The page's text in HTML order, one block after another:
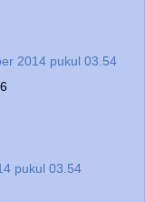
2014 pukul 03.54
pukul 03.54